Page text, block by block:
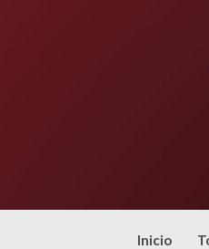
Inicio